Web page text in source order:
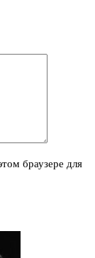
браузере для